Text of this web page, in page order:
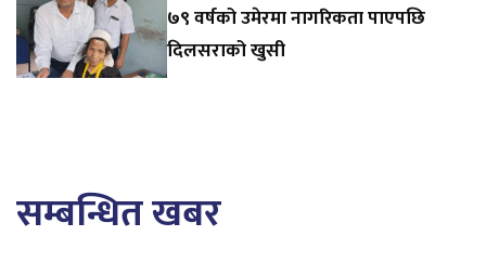
७९ वर्षको उमेरमा नागरिकता पाएपछि
दिलसराको खुसी
सम्बन्धित खबर